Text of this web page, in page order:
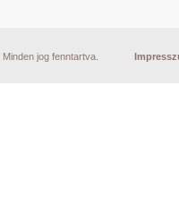
jog fenntartva.